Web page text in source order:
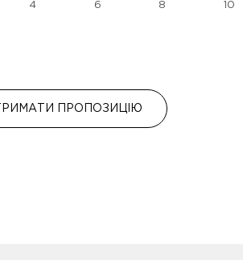
4 6 8 10
ПРОПОЗИЦІЮ